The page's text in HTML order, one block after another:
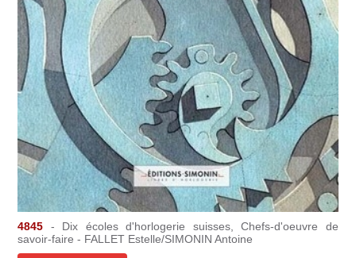
4845 - Dix écoles d'horlogerie suisses, Chefs-d'oeuvre de
savoir-faire - FALLET Estelle/SIMONIN Antoine